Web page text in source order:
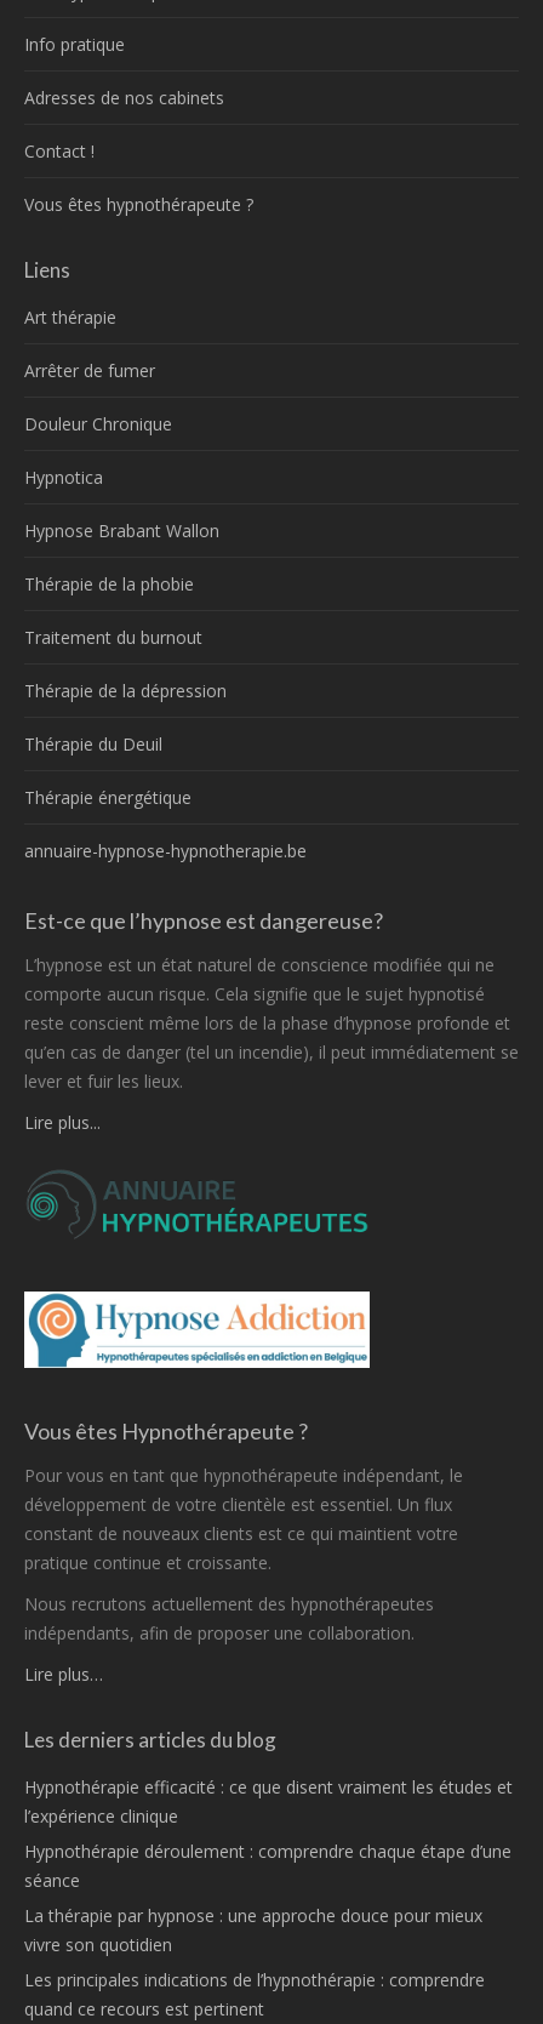
Info pratique
Adresses de nos cabinets
Contact !
Vous êtes hypnothérapeute ?
Liens
Art thérapie
Arrêter de fumer
Douleur Chronique
Hypnotica
Hypnose Brabant Wallon
Thérapie de la phobie
Traitement du burnout
Thérapie de la dépression
Thérapie du Deuil
Thérapie énergétique
annuaire-hypnose-hypnotherapie.be
Est-ce que l’hypnose est dangereuse?
L’hypnose est un état naturel de conscience modifiée qui ne
comporte aucun risque. Cela signifie que le sujet hypnotisé
reste conscient même lors de la phase d’hypnose profonde et
qu’en cas de danger (tel un incendie), il peut immédiatement se
lever et fuir les lieux.
Lire plus...
Vous êtes Hypnothérapeute ?
Pour vous en tant que hypnothérapeute indépendant, le
développement de votre clientèle est essentiel. Un flux
constant de nouveaux clients est ce qui maintient votre
pratique continue et croissante.
Nous recrutons actuellement des hypnothérapeutes
indépendants, afin de proposer une collaboration.
Lire plus…
Les derniers articles du blog
Hypnothérapie efficacité : ce que disent vraiment les études et
l’expérience clinique
Hypnothérapie déroulement : comprendre chaque étape d’une
séance
La thérapie par hypnose : une approche douce pour mieux
vivre son quotidien
Les principales indications de l’hypnothérapie : comprendre
quand ce recours est pertinent